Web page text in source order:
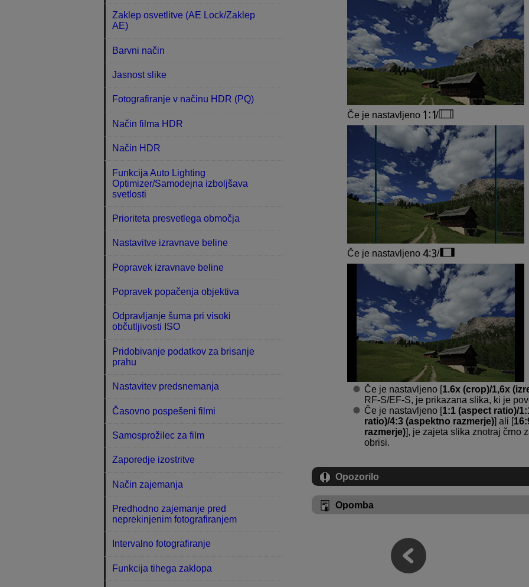
Če je nastavljeno /
Če je nastavljeno /
Če je nastavljeno [1.6x (crop)/1,6x
RF-S/EF-S, je prikazana slika, ki je
Če je nastavljeno [1:1 (aspect ratio)/
ratio)/4:3 (aspektno razmerje)] ali [
razmerje)], je zajeta slika znotraj črno
obrisi.
Opozorilo
Opomba
Zaklep osvetlitve (AE Lock/Zaklep
AE)
Barvni način
Jasnost slike
Fotografiranje v načinu HDR (PQ)
Način filma HDR
Način HDR
Funkcija Auto Lighting
Optimizer/Samodejna izboljšava
svetlosti
Prioriteta presvetlega območja
Nastavitve izravnave beline
Popravek izravnave beline
Popravek popačenja objektiva
Odpravljanje šuma pri visoki
občutljivosti ISO
Pridobivanje podatkov za brisanje
prahu
Nastavitev predsnemanja
Časovno pospešeni filmi
Samosprožilec za film
Zaporedje izostritve
Način zajemanja
Predhodno zajemanje pred
neprekinjenim fotografiranjem
Intervalno fotografiranje
Funkcija tihega zaklopa